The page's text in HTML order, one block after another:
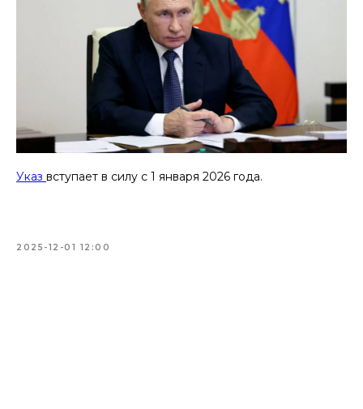
Указ вступает в силу с 1 января 2026 года.
2025-12-01 12:00